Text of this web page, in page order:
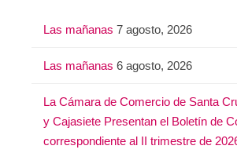
Las mañanas 7 agosto, 2026
Las mañanas 6 agosto, 2026
La Cámara de Comercio de Santa
y Cajasiete Presentan el Boletín de
correspondiente al II trimestre de